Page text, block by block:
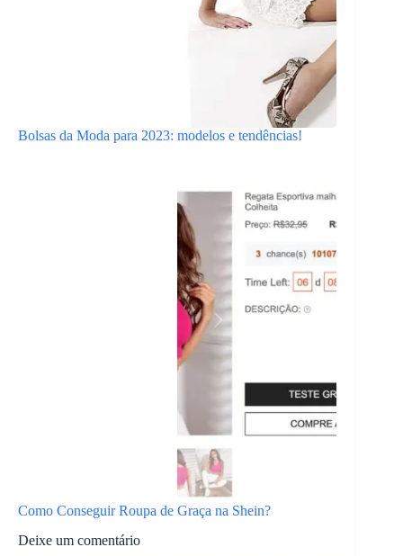
Bolsas da Moda para 2023: modelos e tendências!
Como Conseguir Roupa de Graça na Shein?
Deixe um comentário